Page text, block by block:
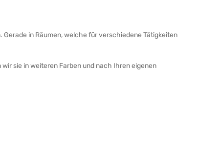
in Räumen, welche für verschiedene Tätigkeiten
sie in weiteren Farben und nach Ihren eigenen